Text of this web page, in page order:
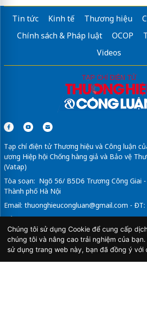
Tin tức Kinh tế Thương hiệu
Chính sách & Pháp luật
OCOP
Videos
Tạp chí điện tử Thương hiệu và Công luận
ương Hiệp hội Chống hàng giả và Bảo vệ
(Vatap)
Tòa soạn: Ngõ 56/ B5D6 Trương Công Giai -
Thành phố Hà Nội
Email: thuonghieucongluan@gmail.com - ĐT:
Tổng Biên Tập: Vũ Đức Thuận
Giấy phép hoạt động báo chí điện tử số 64/
Thông tin và Truyền thông cấp ngày 21/2/
Chúng tôi sử dụng Cookie để cung cấp
chúng tôi và nâng cao trải nghiệm của
sử dụng trang web này, bạn đã đồng ý với